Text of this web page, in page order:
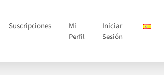
Suscripciones
Mi
Perfil
Iniciar
Sesión